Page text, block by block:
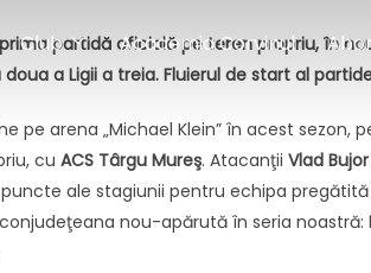
Club Academia Corvinul
partidă oficială pe teren propriu, în
a Ligii a treia. Fluierul de start al
pe arena „Michael Klein” în acest sezon,
cu ACS Târgu Mureş. Atacanţii Vlad Bujor
ale stagiunii pentru echipa
nou-apărută în seria noastră: